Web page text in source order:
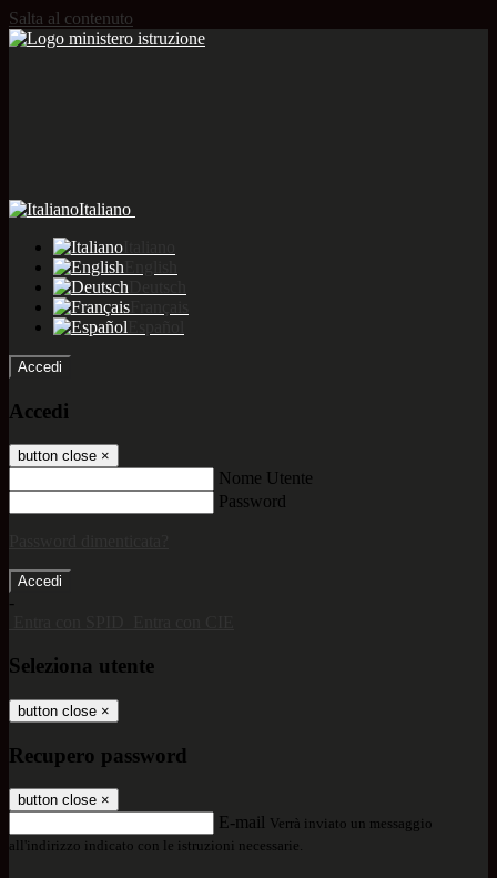
Salta al contenuto
Italiano
Accedi
Accedi
button close ×
Nome Utente
Password
-
Seleziona utente
button close ×
Recupero password
button close ×
E-mail Verrà inviato un messaggio
all'indirizzo indicato con le istruzioni necessarie.